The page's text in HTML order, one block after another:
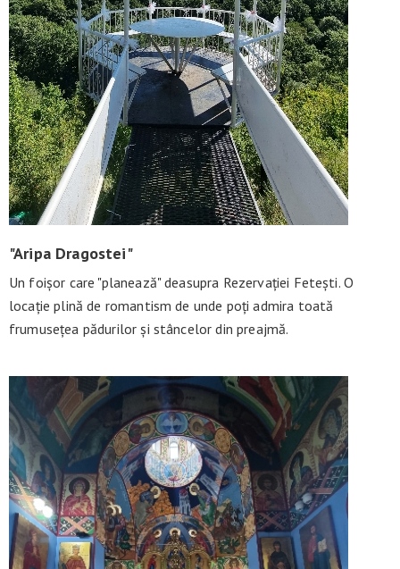
"Aripa Dragostei"
Un foișor care "planează" deasupra Rezervației Fetești. O
locație plină de romantism de unde poți admira toată
frumusețea pădurilor și stâncelor din preajmă.